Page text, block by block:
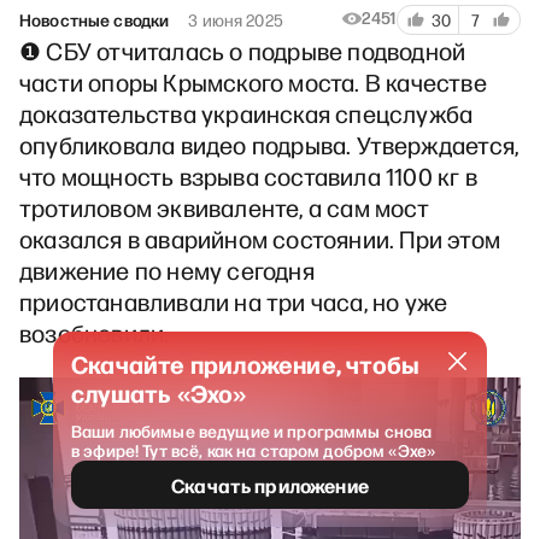
Новостные сводки 3 июня 2025 2451 30 7
❶ СБУ отчиталась о подрыве подводной
части опоры Крымского моста. В качестве
доказательства украинская спецслужба
опубликовала видео подрыва. Утверждается,
что мощность взрыва составила 1100 кг в
тротиловом эквиваленте, а сам мост
оказался в аварийном состоянии. При этом
движение по нему сегодня
приостанавливали на три часа, но уже
возобновили.
Скачайте приложение, чтобы
слушать «Эхо»
Ваши любимые ведущие и программы снова
в эфире! Тут всё, как на старом добром «Эхе»
Скачать приложение